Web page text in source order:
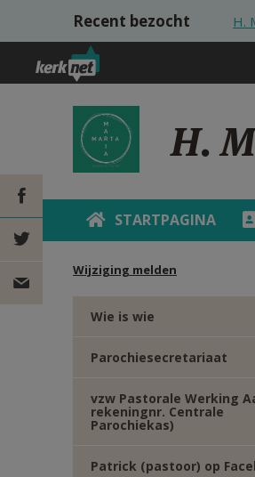
Overslaan en naar de inhoud gaan
Recent bezocht H.
H.
STARTPAGINA
Wijziging melden
DEEL OP
FACEBOOK
DEEL OP
Wie is wie
Parochiesecretariaat
vzw Pastorale Werking
rekeningnr. Centrale
Parochiekas)
Patrick (pastoor) op